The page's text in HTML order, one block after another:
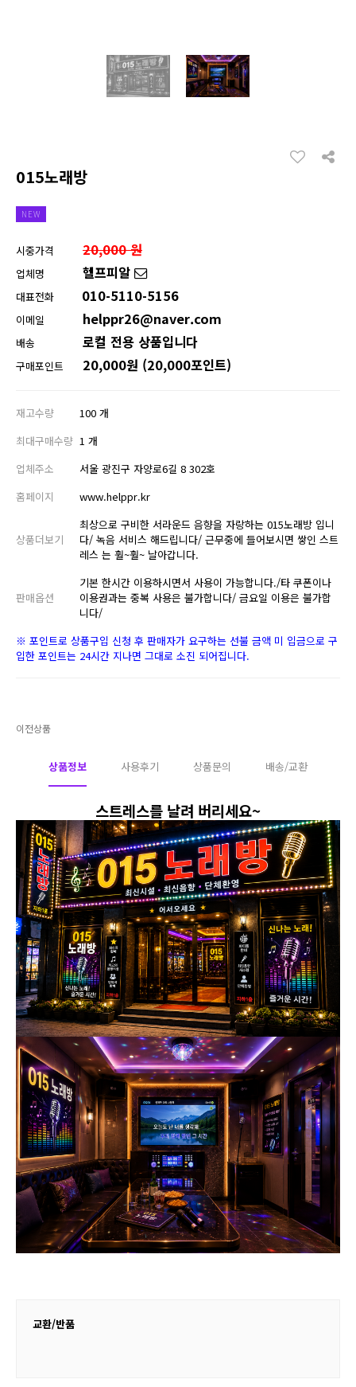
015노래방
NEW
시중가격 20,000 원
업체명 헬프피알
대표전화 010-5110-5156
이메일 helppr26@naver.com
배송 로컬 전용 상품입니다
구매포인트 20,000원 (20,000포인트)
재고수량
100 개
최대구매수량 1 개
업체주소
서울 광진구 자양로6길 8 302호
홈페이지
www.helppr.kr
상품더보기
최상으로 구비한 서라운드 음향을 자랑하는 015노래방 입니
다/ 녹음 서비스 해드립니다/ 근무중에 들어보시면 쌓인 스트
레스 는 훨~훨~ 날아갑니다.
판매옵션
기본 한시간 이용하시면서 사용이 가능합니다./타 쿠폰이나
이용권과는 중복 사용은 불가합니다/ 금요일 이용은 불가합
니다/
※ 포인트로 상품구입 신청 후 판매자가 요구하는 선불 금액 미 입금으로 구
입한 포인트는 24시간 지나면 그대로 소진 되어집니다.
이전상품
상품정보 사용후기 상품문의 배송/교환
스트레스를 날려 버리세요~
교환/반품